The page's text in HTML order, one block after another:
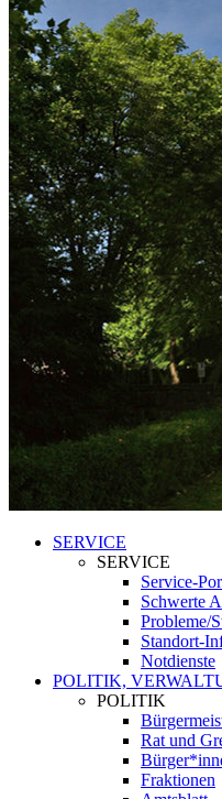
SERVICE
SERVICE
Service-
Schwerte
Probleme/
Standort-
Notdienste
POLITIK,
POLITIK
Rat und
Fraktionen